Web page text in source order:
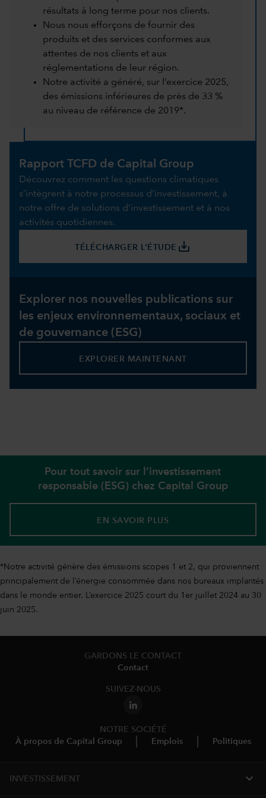
résultats à long terme pour nos clients.
Nous nous efforçons de fournir des
produits et des services conformes aux
attentes de nos clients et aux
réglementations de leur région.
Notre activité a généré, sur l’exercice 2025,
des émissions inférieures de près de 33 %
au niveau de référence de 2019*.
Rapport TCFD de Capital Group
Découvrez comment les questions climatiques
s’intègrent à notre processus d’investissement, à
notre offre de solutions d’investissement et à nos
activités quotidiennes.
TÉLÉCHARGER L’ÉTUDE save_alt
Explorer nos nouvelles publications sur
les enjeux environnementaux, sociaux et
de gouvernance (ESG)
EXPLORER MAINTENANT
Pour tout savoir sur l’investissement
responsable (ESG) chez Capital Group
EN SAVOIR PLUS
*Notre activité génère des émissions scopes 1 et 2, qui proviennent
principalement de l’énergie consommée dans nos bureaux implantés
dans le monde entier. L’exercice 2025 court du 1er juillet 2024 au 30
juin 2025.
GARDONS LE CONTACT
Contact
SUIVEZ-NOUS
NOTRE SOCIÉTÉ
À propos de Capital Group
Emplois Politiques
INVESTISSEMENT expand_more